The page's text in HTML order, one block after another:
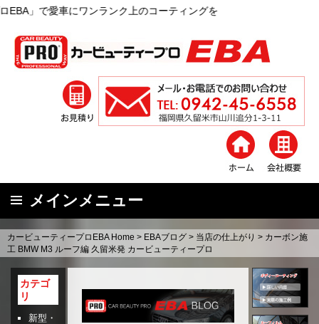
ランク上のコーティングを
メインメニュー
コ
ン
カービューティープロEBA Home > EBAブログ > 当店の仕上がり > カーボン施
工 BMW M3 ルーフ編 久留米発 カービューティープロ
カテゴ
リ
新型・